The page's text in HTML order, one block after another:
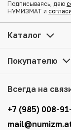
Купить 1 бат
оформить заказ
Мы доставим Ваш
того, возможен
Для вашего
оплаты и
Подписываясь, даю
НУМИЗМАТ и
Каталог
Покупателю
Всегда на
+7 (985) 008-